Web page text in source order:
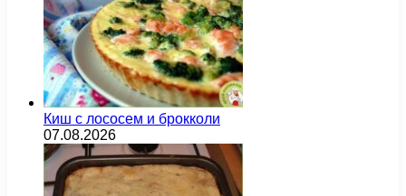
Киш с лососем и брокколи
07.08.2026